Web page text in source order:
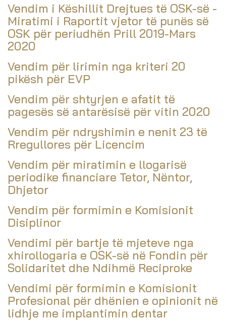
Vendim i Këshillit Drejtues të OSK-së -
Miratimi i Raportit vjetor të punës së
OSK për periudhën Prill 2019-Mars
2020
Vendim për lirimin nga kriteri 20
pikësh për EVP
Vendim për shtyrjen e afatit të
pagesës së antarësisë për vitin 2020
Vendim për ndryshimin e nenit 23 të
Rregullores për Licencim
Vendim për miratimin e llogarisë
periodike financiare Tetor, Nëntor,
Dhjetor
Vendim për formimin e Komisionit
Disiplinor
Vendimi për bartje të mjeteve nga
xhirollogaria e OSK-së në Fondin për
Solidaritet dhe Ndihmë Reciproke
Vendimi për formimin e Komisionit
Profesional për dhënien e opinionit në
lidhje me implantimin dentar